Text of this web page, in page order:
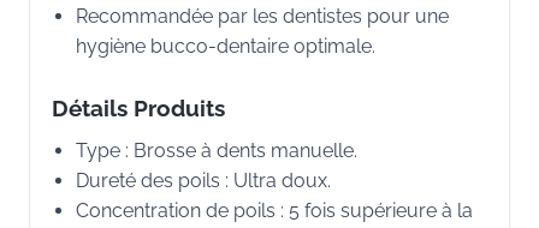
Recommandée par les dentistes pour une
hygiène bucco-dentaire optimale.
Détails Produits
Type : Brosse à dents manuelle.
Dureté des poils : Ultra doux.
Concentration de poils : 5 fois supérieure à la